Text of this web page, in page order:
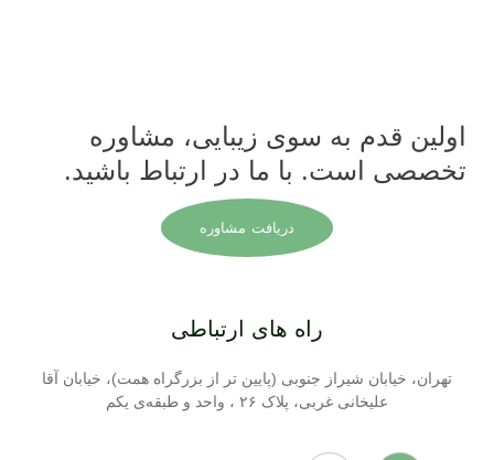
اولین قدم به سوی زیبایی، مشاوره
تخصصی است. با ما در ارتباط باشید.
دریافت مشاوره
راه های ارتباطی
تهران، خیابان شیراز جنوبی (پایین تر از بزرگراه همت)، خیابان آقا
علیخانی غربی، پلاک ۲۶ ، واحد و طبقه‌ی یکم